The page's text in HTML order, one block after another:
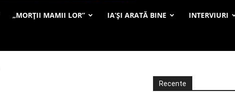
„MORȚII MAMII LOR” IA’ȘI ARATĂ BINE INTERVIURI
Recente